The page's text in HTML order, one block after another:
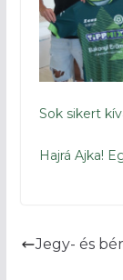
Sok sikert
Hajrá Ajka!
Jegy- és